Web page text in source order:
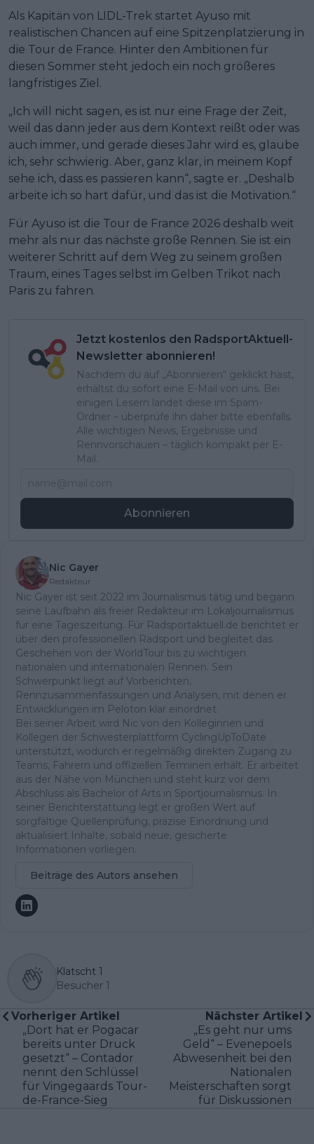
Als Kapitän von LIDL-Trek startet Ayuso mit
realistischen Chancen auf eine Spitzenplatzierung in
die Tour de France. Hinter den Ambitionen für
diesen Sommer steht jedoch ein noch größeres
langfristiges Ziel.
„Ich will nicht sagen, es ist nur eine Frage der Zeit,
weil das dann jeder aus dem Kontext reißt oder was
auch immer, und gerade dieses Jahr wird es, glaube
ich, sehr schwierig. Aber, ganz klar, in meinem Kopf
sehe ich, dass es passieren kann“, sagte er. „Deshalb
arbeite ich so hart dafür, und das ist die Motivation.“
Für Ayuso ist die Tour de France 2026 deshalb weit
mehr als nur das nächste große Rennen. Sie ist ein
weiterer Schritt auf dem Weg zu seinem großen
Traum, eines Tages selbst im Gelben Trikot nach
Paris zu fahren.
Jetzt kostenlos den RadsportAktuell-
Newsletter abonnieren!
Nachdem du auf „Abonnieren“ geklickt hast,
erhältst du sofort eine E-Mail von uns. Bei
einigen Lesern landet diese im Spam-
Ordner – überprüfe ihn daher bitte ebenfalls.
Alle wichtigen News, Ergebnisse und
Rennvorschauen – täglich kompakt per E-
Mail.
Abonnieren
Nic Gayer
Redakteur
Nic Gayer ist seit 2022 im Journalismus tätig und begann
seine Laufbahn als freier Redakteur im Lokaljournalismus
für eine Tageszeitung. Für Radsportaktuell.de berichtet er
über den professionellen Radsport und begleitet das
Geschehen von der WorldTour bis zu wichtigen
nationalen und internationalen Rennen. Sein
Schwerpunkt liegt auf Vorberichten,
Rennzusammenfassungen und Analysen, mit denen er
Entwicklungen im Peloton klar einordnet.
Bei seiner Arbeit wird Nic von den Kolleginnen und
Kollegen der Schwesterplattform CyclingUpToDate
unterstützt, wodurch er regelmäßig direkten Zugang zu
Teams, Fahrern und offiziellen Terminen erhält. Er arbeitet
aus der Nähe von München und steht kurz vor dem
Abschluss als Bachelor of Arts in Sportjournalismus. In
seiner Berichterstattung legt er großen Wert auf
sorgfältige Quellenprüfung, präzise Einordnung und
aktualisiert Inhalte, sobald neue, gesicherte
Informationen vorliegen.
Beiträge des Autors ansehen
Klatscht 1
Besucher 1
Vorheriger Artikel
„Dort hat er Pogacar
bereits unter Druck
gesetzt“ – Contador
nennt den Schlüssel
für Vingegaards Tour-
de-France-Sieg
Nächster Artikel
„Es geht nur ums
Geld“ – Evenepoels
Abwesenheit bei den
Nationalen
Meisterschaften sorgt
für Diskussionen